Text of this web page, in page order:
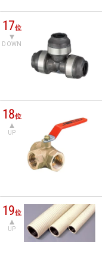
17位
DOWN
18位
UP
19位
UP